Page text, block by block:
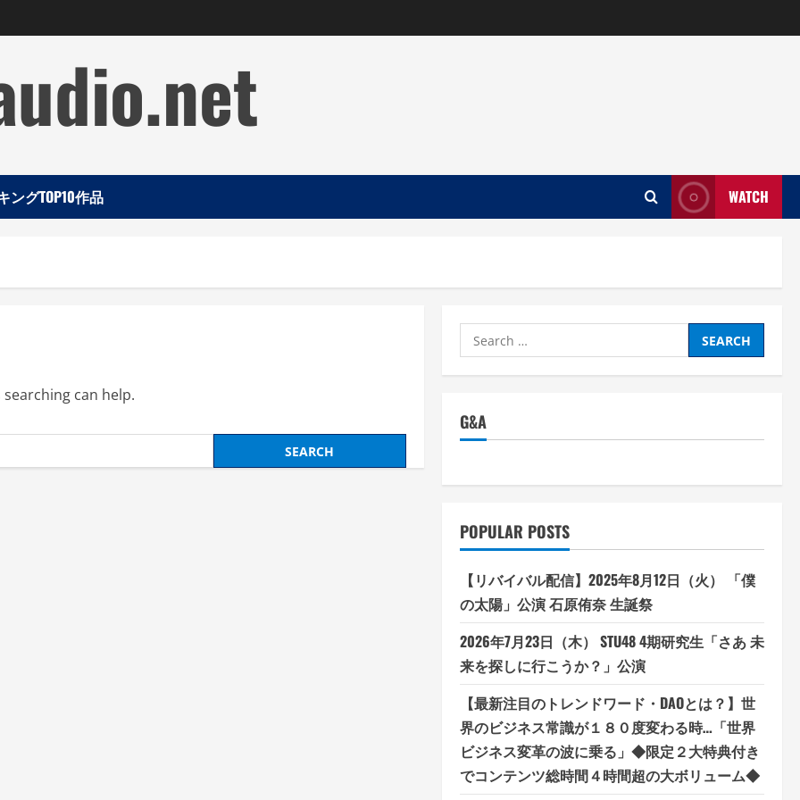
グTOP10作品 WATCH
searching can help.
Search
for:
G&A
POPULAR POSTS
【リバイバル配信】2025年8月12日（火） 「僕
の太陽」公演 石原侑奈 生誕祭
2026年7月23日（木） STU48 4期研究生「さあ 未
来を探しに行こうか？」公演
【最新注目のトレンドワード・DAOとは？】世
界のビジネス常識が１８０度変わる時…「世界
ビジネス変革の波に乗る」◆限定２大特典付き
でコンテンツ総時間４時間超の大ボリューム◆